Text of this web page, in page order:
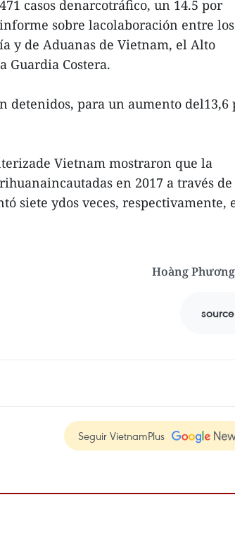
casos denarcotráfico, un 14.5 por
sobre lacolaboración entre los
y de Aduanas de Vietnam, el Alto
Guardia Costera.
detenidos, para un aumento del13,6
Vietnam mostraron que la
en 2017 a través
siete ydos veces, respectivamente,
Hoàng
source
Seguir VietnamPlus